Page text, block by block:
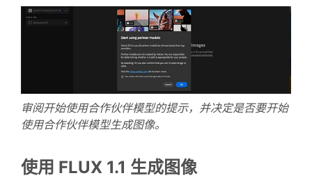
审阅开始使用合作伙伴模型的提示，并决定是否要开始
使用合作伙伴模型生成图像。
使用 FLUX 1.1 生成图像